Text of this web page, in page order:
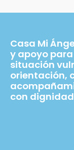
Casa Mi
y apoyo
situación
orientación,
con